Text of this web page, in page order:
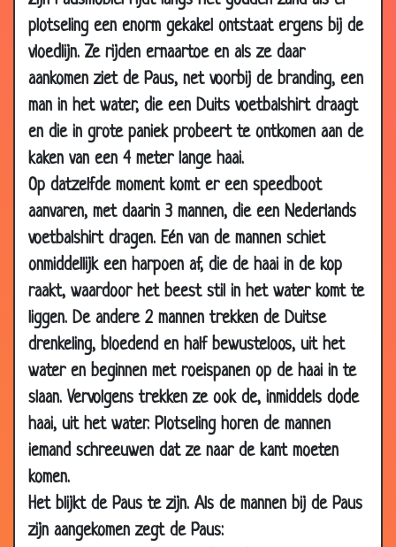
plotseling een enorm gekakel ontstaat ergens bij de
vloedlijn. Ze rijden ernaartoe en als ze daar
aankomen ziet de Paus, net voorbij de branding, een
man in het water, die een Duits voetbalshirt draagt
en die in grote paniek probeert te ontkomen aan de
kaken van een 4 meter lange haai.
Op datzelfde moment komt er een speedboot
aanvaren, met daarin 3 mannen, die een Nederlands
voetbalshirt dragen. Eén van de mannen schiet
onmiddellijk een harpoen af, die de haai in de kop
raakt, waardoor het beest stil in het water komt te
liggen. De andere 2 mannen trekken de Duitse
drenkeling, bloedend en half bewusteloos, uit het
water en beginnen met roeispanen op de haai in te
slaan. Vervolgens trekken ze ook de, inmiddels dode
haai, uit het water. Plotseling horen de mannen
iemand schreeuwen dat ze naar de kant moeten
komen.
Het blijkt de Paus te zijn. Als de mannen bij de Paus
zijn aangekomen zegt de Paus:
12 Aug 2007
Oh, lieve Heer
3.57
26 Jul 2007
In de synagoge
26 Jul 2007
Samen een auto kopen
2.72
15 Jul 2007
Borstelziekte
3.44
09 Jul 2007
Dagelijks gebed
3.45
25 Jun 2007
Plek in de hemel
14 Jun 2007
Jesus op Golgota
08 Jun 2007
Tips voor de nieuwe pastoor
04 Jun 2007
Gezond eten
2.43
29 May 2007 Zieke dominee
2.78
14 May 2007
Hallelujah!
27 Mar 2007
Aan de hemelpoort
3.38
21 Mar 2007
Pastoor op vacantie
3.21
17 Mar 2007
Dapper man
3.82
26 Feb 2007
22 Jan 2007
De 10 geboden
3.12
15 Jan 2007
Een potje golf